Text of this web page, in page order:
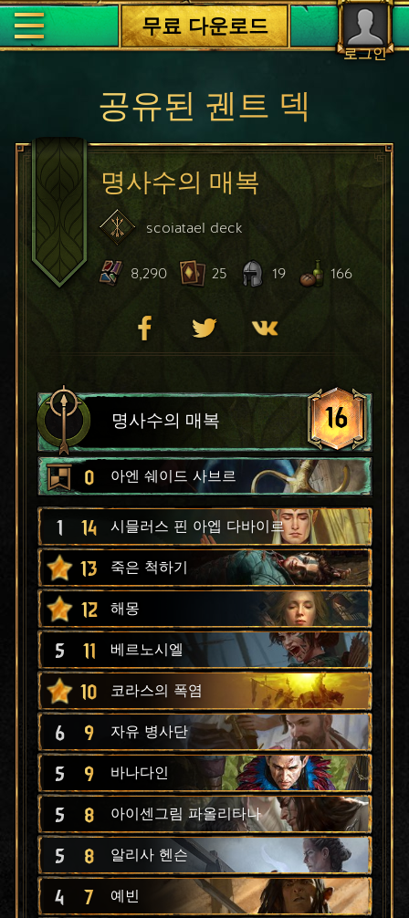
로그인
무료 다운로드
공유된 궨트 덱
명사수의 매복
scoiatael deck
8,290 25 19 166
명사수의 매복 16
0 아엔 쉐이드 사브르
1 14 시믈러스 핀 아엡 다바이르
13 죽은 척하기
12 해몽
5 11 베르노시엘
10 코라스의 폭염
6 9 자유 병사단
5 9 바나다인
5 8 아이센그림 파올리타나
5 8 알리사 헨슨
4 7 예빈